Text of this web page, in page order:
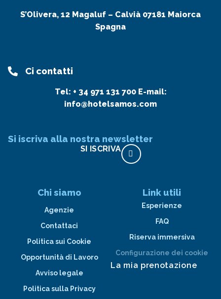
S’Olivera, 12 Magaluf – Calvià 07181 Maiorca
Spagna
Ci contatti
Tel: + 34 971 131 700E-mail:
info@hotelsamos.com
Si iscriva alla nostra newsletter
SI ISCRIVA
Chi siamo
Agenzie
Contattaci
Politica sui Cookie
Opportunità di Lavoro
Avviso legale
Politica sulla Privacy
Link utili
Esperienze
FAQ
Riserva immersiva
Configurazione dei cookie
La mia prenotazione